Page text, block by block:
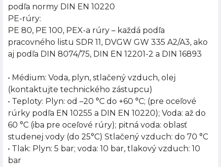
podľa normy DIN EN 10220
PE-rúry:
PE 80, PE 100, PEX-a rúry – každá podľa
pracovného listu SDR 11, DVGW GW 335 A2/A3, ako
aj podľa DIN 8074/75, DIN EN 12201-2 a DIN 16893
• Médium: Voda, plyn, stlačený vzduch, olej
(kontaktujte technického zástupcu)
• Teploty: Plyn: od –20 °C do +60 °C; (pre oceľové
rúrky podľa EN 10255 a DIN EN 10220); Voda: až do
60 °C (iba pre oceľové rúry); pitná voda: oblasť
studenej vody (do 25°C) Stlačený vzduch: do 70 °C
• Tlak: Plyn: 5 bar; voda: 10 bar, tlakový vzduch: 10
bar